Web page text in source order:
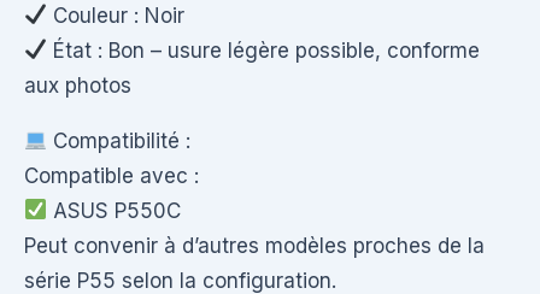
Couleur : Noir
État : Bon – usure légère possible, conforme
aux photos
Compatibilité :
Compatible avec :
ASUS P550C
Peut convenir à d’autres modèles proches de la
série P55 selon la configuration.